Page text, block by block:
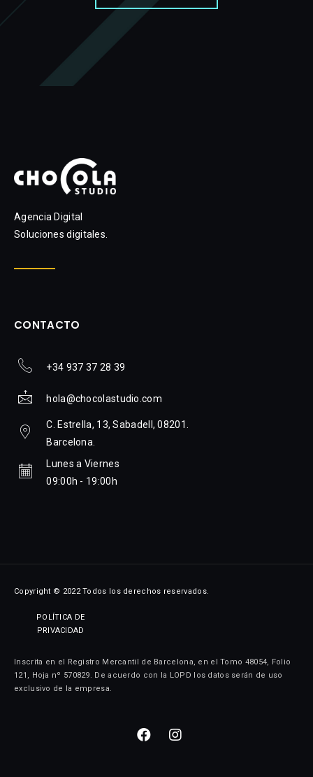
Agencia Digital
Soluciones digitales.
CONTACTO
+34 937 37 28 39
hola@chocolastudio.com
C. Estrella, 13, Sabadell, 08201.
Barcelona.
Lunes a Viernes
09:00h - 19:00h
Copyright © 2022 Todos los derechos reservados.
POLÍTICA DE
PRIVACIDAD
Inscrita en el Registro Mercantil de Barcelona, en el Tomo 48054, Folio
121, Hoja nº 570829. De acuerdo con la LOPD los datos serán de uso
exclusivo de la empresa.